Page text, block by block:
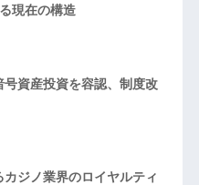
現在の構造
資産投資を容認、制度改
ジノ業界のロイヤルティ